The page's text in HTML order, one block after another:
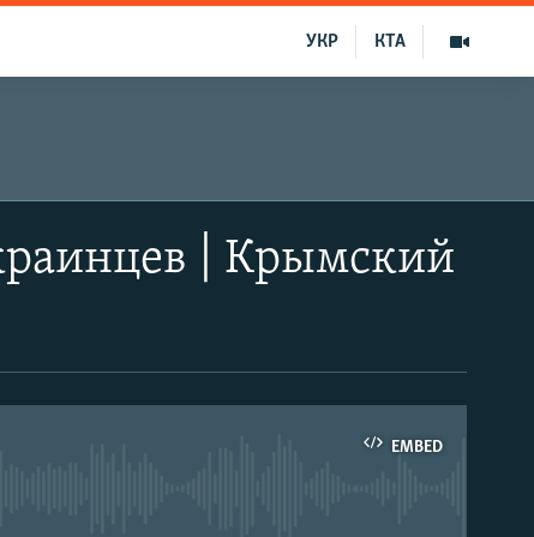
КТА
УКР
| Крымский
EMBED